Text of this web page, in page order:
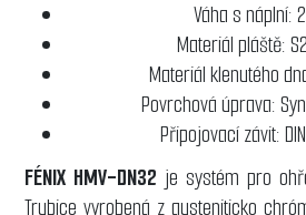
Váha s náplní:
Materiál pláště:
Materiál klenutého
Povrchová úprava:
Připojovací závit:
FÉNIX HMV-DN32 je systém pro
Trubice vyrobená z austeniticko